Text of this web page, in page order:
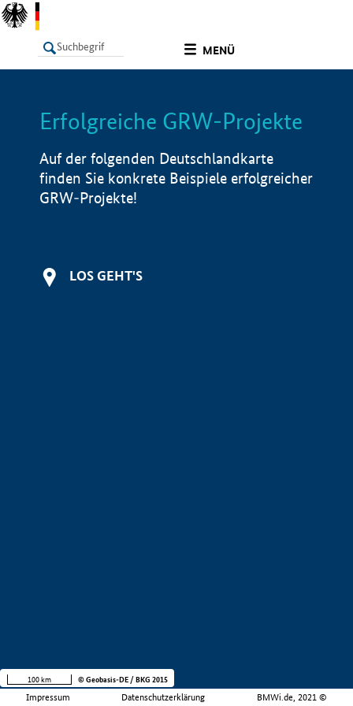
MENÜ
LISTE Info
Erfolgreiche GRW-Projekte
Auf der folgenden Deutschlandkarte
finden Sie konkrete Beispiele erfolgreicher
GRW-Projekte!
LOS GEHT'S
Impressum Datenschutzerklärung BMWi.de, 2021 ©
100 km © Geobasis-DE / BKG 2015